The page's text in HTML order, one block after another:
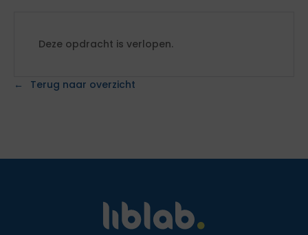
Deze opdracht is verlopen.
Terug naar overzicht